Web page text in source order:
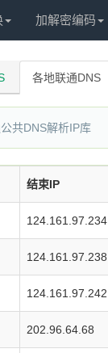
加解密编码
各地联通DNS
共DNS解析IP库
结束IP
124.161.97.234
124.161.97.238
124.161.97.242
202.96.64.68